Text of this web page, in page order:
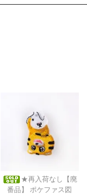
★再入荷なし【廃
番品】 ポケファス図